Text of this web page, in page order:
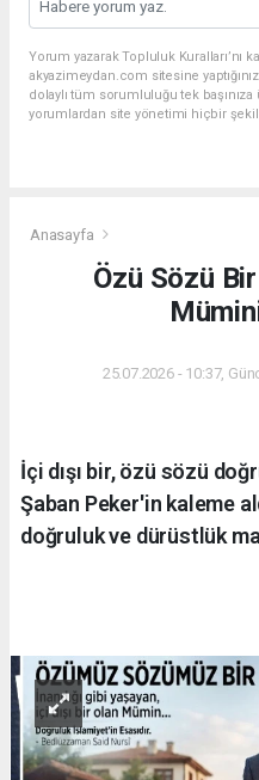
Yorum yazarak Topluluk Kuralları’nı
akyazimeydan.com sitesine
dolaylı tüm sorumluluğu tek
yorumlardan site yönetimi hiçbir
Anasayfa
Özü Sözü
25.07.2026 - 10:37,
İçi dışı bir, özü sözü
Şaban Peker'in kaleme
doğruluk ve dürüstlük